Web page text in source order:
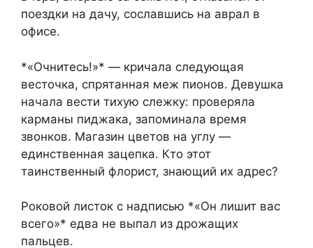
поездки на дачу, сославшись на аврал в
офисе.
*«Очнитесь!»* — кричала следующая
весточка, спрятанная меж пионов. Девушка
начала вести тихую слежку: проверяла
карманы пиджака, запоминала время
звонков. Магазин цветов на углу —
единственная зацепка. Кто этот
таинственный флорист, знающий их адрес?
Роковой листок с надписью *«Он лишит вас
всего»* едва не выпал из дрожащих
пальцев.